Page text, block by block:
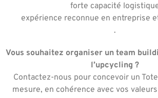
forte capacité
expérience reconnue en entreprise
.
Vous souhaitez organiser un team
l’upcycling ?
Contactez-nous pour concevoir un
mesure, en cohérence avec vos